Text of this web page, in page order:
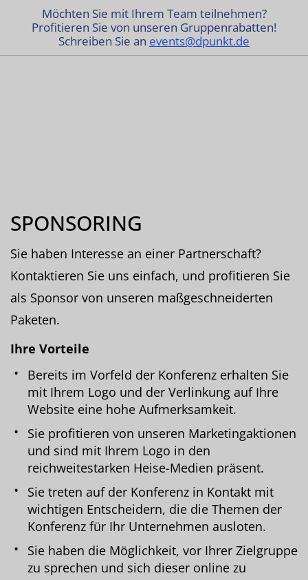
Möchten Sie mit Ihrem Team teilnehmen?
Profitieren Sie von unseren Gruppenrabatten!
Schreiben Sie an events@dpunkt.de
SPONSORING
Sie haben Interesse an einer Partnerschaft?
Kontaktieren Sie uns einfach, und profitieren Sie
als Sponsor von unseren maßgeschneiderten
Paketen.
Ihre Vorteile
Bereits im Vorfeld der Konferenz erhalten Sie
mit Ihrem Logo und der Verlinkung auf Ihre
Website eine hohe Aufmerksamkeit.
Sie profitieren von unseren Marketingaktionen
und sind mit Ihrem Logo in den
reichweitestarken Heise-Medien präsent.
Sie treten auf der Konferenz in Kontakt mit
wichtigen Entscheidern, die die Themen der
Konferenz für Ihr Unternehmen ausloten.
Sie haben die Möglichkeit, vor Ihrer Zielgruppe
zu sprechen und sich dieser online zu